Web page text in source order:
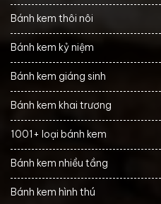
Bánh kem thôi nôi
Bánh kem kỷ niệm
Bánh kem giáng sinh
Bánh kem khai trương
1001+ loại bánh kem
Bánh kem nhiều tầng
Bánh kem hình thú